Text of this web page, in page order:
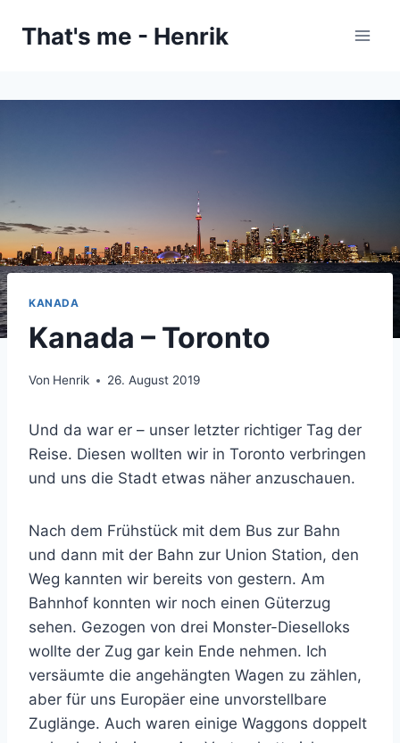
InhaltThat's me - Henrik
KANADA
Kanada – Toronto
Von Henrik 26. August 2019
Und da war er – unser letzter richtiger Tag der
Reise. Diesen wollten wir in Toronto verbringen
und uns die Stadt etwas näher anzuschauen.
Nach dem Frühstück mit dem Bus zur Bahn
und dann mit der Bahn zur Union Station, den
Weg kannten wir bereits von gestern. Am
Bahnhof konnten wir noch einen Güterzug
sehen. Gezogen von drei Monster-Dieselloks
wollte der Zug gar kein Ende nehmen. Ich
versäumte die angehängten Wagen zu zählen,
aber für uns Europäer eine unvorstellbare
Zuglänge. Auch waren einige Waggons doppelt